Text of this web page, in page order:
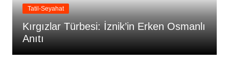
Tatil-Seyahat
Kırgızlar Türbesi: İznik’in Erken Osmanlı
Anıtı